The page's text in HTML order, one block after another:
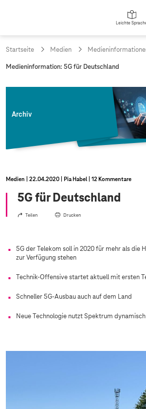
Leichte
Startseite Medien
a
:
Medieninformation: 5G für Deutschland
Archiv
Medien 22.04.2020 Pia Habel 12 Kommentare
5G für Deutschland
Teilen Drucken
5G der Telekom soll in 2020 für mehr als die
zur Verfügung stehen
Technik-Offensive startet aktuell mit ersten
Schneller 5G-Ausbau auch auf dem Land
Neue Technologie nutzt Spektrum